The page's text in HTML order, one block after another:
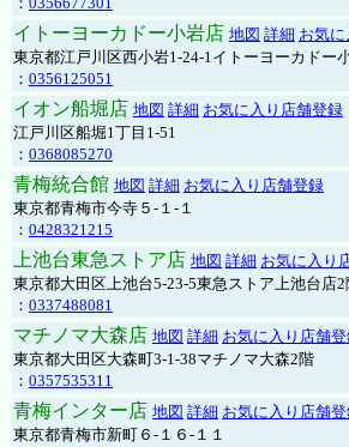
イトーヨーカドー小岩店 地図 詳細 お気
東京都江戸川区西小岩1-24-1イトーヨーカドー
： 0356125051
イオン船堀店 地図 詳細 お気に入り店舗登録
江戸川区船堀1丁目1-51
： 0368085270
青梅統合館 地図 詳細 お気に入り店舗登録
東京都青梅市今寺５-１-１
： 0428321215
上池台東急ストア店 地図 詳細 お気に入り
東京都大田区上池台5-23-5東急ストア上池台店2
： 0337488081
マチノマ大森店 地図 詳細 お気に入り店舗
東京都大田区大森町3-1-38マチノマ大森2階
： 0357535311
青梅インター店 地図 詳細 お気に入り店舗
東京都青梅市新町６-１６-１１